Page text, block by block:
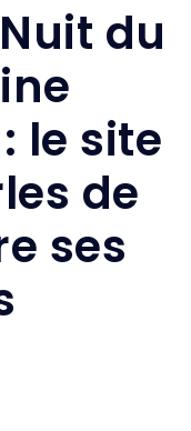
du
le site
de
ses